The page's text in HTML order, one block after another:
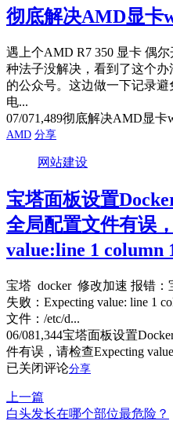
彻底解决AMD显卡
遇上个AMD R7 350 显卡 偶
种法子没解决，看到了这个
的公众号。这边做一下记录
电...
07/071,489彻底解决AMD显卡
AMD 分享
网站建设
宝塔面板设置
全局配置文件有误
value:line 1 column
宝塔 docker 修改加速 报错
失败：Expecting value: line 1
文件：/etc/d...
06/081,344宝塔面板设置
件有误，请检查Expecting
已关闭评论分享
上一篇
白头发长在哪个部位最危险？